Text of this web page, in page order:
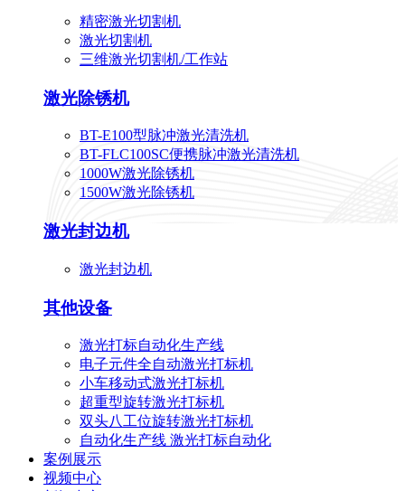
精密激光切割机
激光切割机
三维激光切割机/工作站
激光除锈机
BT-E100型脉冲激光清洗机
BT-FLC100SC便携脉冲激光清洗机
1000W激光除锈机
1500W激光除锈机
激光封边机
激光封边机
其他设备
激光打标自动化生产线
电子元件全自动激光打标机
小车移动式激光打标机
超重型旋转激光打标机
双头八工位旋转激光打标机
自动化生产线 激光打标自动化
案例展示
视频中心